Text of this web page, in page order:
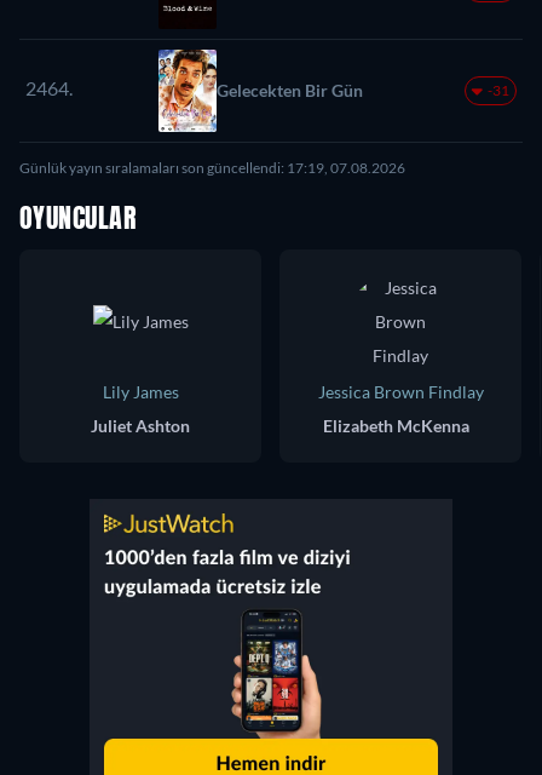
2464. Gelecekten Bir Gün -31
Günlük yayın sıralamaları son güncellendi: 17:19, 07.08.2026
OYUNCULAR
Lily James
Juliet Ashton
Jessica Brown Findlay
Elizabeth McKenna